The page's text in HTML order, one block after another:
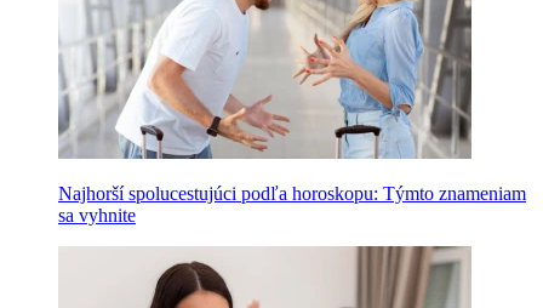
Najhorší spolucestujúci podľa horoskopu: Týmto znameniam
sa vyhnite